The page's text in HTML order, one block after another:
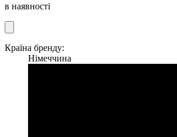
в наявності
Країна бренду:
Німеччина